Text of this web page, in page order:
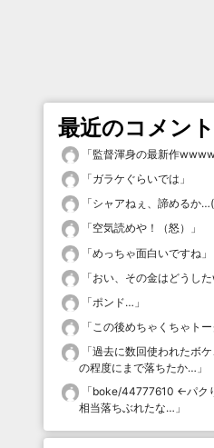
最近のコメント
「監督渾身の最新作
「ガラケぐらいでは 」
「シャアねぇ、諦めるか
「空気読めや！（怒）
」
「めっちゃ面白いですね 」
「おい、その金はどうし
「ポンド… 」
「この後めちゃくちゃト
「過去に数回使われたボ
の程度にまで落ちたか… 」
「boke/44777610 ←パク
相当落ちぶれたな… 」